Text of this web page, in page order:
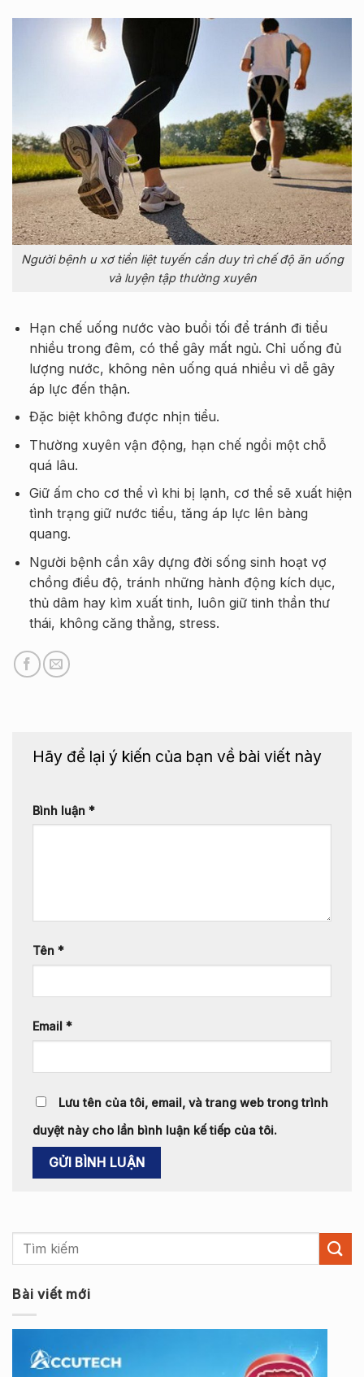
Người bệnh u xơ tiền liệt tuyến cần duy trì chế độ ăn uống
và luyện tập thường xuyên
Hạn chế uống nước vào buổi tối để tránh đi tiểu
nhiều trong đêm, có thể gây mất ngủ. Chỉ uống đủ
lượng nước, không nên uống quá nhiều vì dễ gây
áp lực đến thận.
Đặc biệt không được nhịn tiểu.
Thường xuyên vận động, hạn chế ngồi một chỗ
quá lâu.
Giữ ấm cho cơ thể vì khi bị lạnh, cơ thể sẽ xuất hiện
tình trạng giữ nước tiểu, tăng áp lực lên bàng
quang.
Người bệnh cần xây dựng đời sống sinh hoạt vợ
chồng điều độ, tránh những hành động kích dục,
thủ dâm hay kìm xuất tinh, luôn giữ tinh thần thư
thái, không căng thẳng, stress.
Hãy để lại ý kiến của bạn về bài viết này
Bình luận *
Tên *
Email *
Lưu tên của tôi, email, và trang web trong trình
duyệt này cho lần bình luận kế tiếp của tôi.
Bài viết mới